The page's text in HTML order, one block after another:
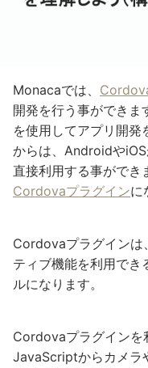
Monacaでは、
開発を行う事ができ
を使用してアプリ開
からは、Androidや
直接利用する事ができ
Cordovaプラグインに
Cordovaプラグインは
ティブ機能を利用でき
ルになります。
Cordovaプラグインを
JavaScriptからカメラ